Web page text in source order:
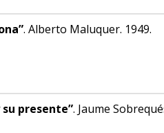
. Alberto Maluquer. 1949.
su presente”. Jaume